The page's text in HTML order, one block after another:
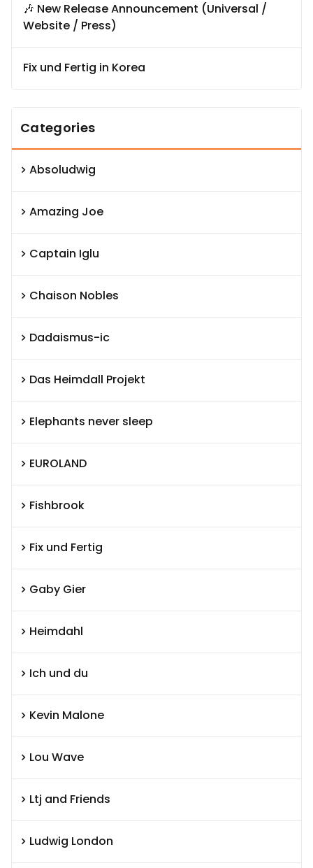
🎶 New Release Announcement (Universal /
Website / Press)
Fix und Fertig in Korea
Categories
Absoludwig
Amazing Joe
Captain Iglu
Chaison Nobles
Dadaismus-ic
Das Heimdall Projekt
Elephants never sleep
EUROLAND
Fishbrook
Fix und Fertig
Gaby Gier
Heimdahl
Ich und du
Kevin Malone
Lou Wave
Ltj and Friends
Ludwig London